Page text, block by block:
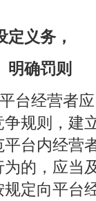
义务，
明确罚则
台经营者
规则，建
台内经营
的，应当
定向平台